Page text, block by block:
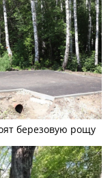
березовую рощу